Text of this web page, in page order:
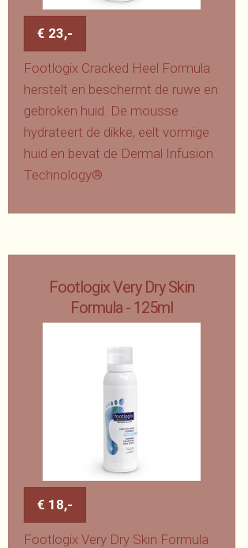
€ 23,-
Footlogix Cracked Heel Formula
herstelt en beschermt de ruwe en
gebroken huid. De mousse
hydrateert de dikke, eelt vormige
huid en bevat de Dermal Infusion
Technology®.
Footlogix Very Dry Skin
Formula - 125ml
€ 18,-
Footlogix Very Dry Skin Formula